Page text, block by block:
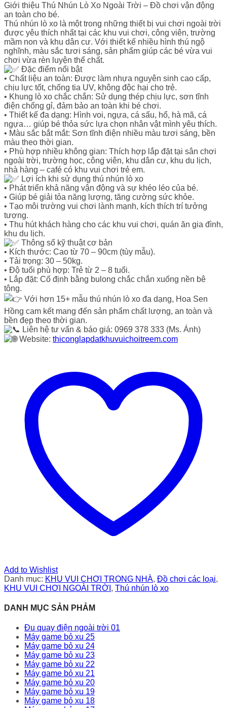
Giới thiệu Thú Nhún Lò Xo Ngoài Trời – Đồ chơi vận động
an toàn cho bé.
Thú nhún lò xo là một trong những thiết bị vui chơi ngoài trời
được yêu thích nhất tại các khu vui chơi, công viên, trường
mầm non và khu dân cư. Với thiết kế nhiều hình thú ngộ
nghĩnh, màu sắc tươi sáng, sản phẩm giúp các bé vừa vui
chơi vừa rèn luyện thể chất.
Đặc điểm nổi bật
• Chất liệu an toàn: Được làm nhựa nguyên sinh cao cấp,
chịu lực tốt, chống tia UV, không độc hại cho trẻ.
• Khung lò xo chắc chắn: Sử dụng thép chịu lực, sơn tĩnh
điện chống gỉ, đảm bảo an toàn khi bé chơi.
• Thiết kế đa dạng: Hình voi, ngựa, cá sấu, hổ, hà mã, cá
ngựa… giúp bé thỏa sức lựa chọn nhân vật mình yêu thích.
• Màu sắc bắt mắt: Sơn tĩnh điện nhiều màu tươi sáng, bền
màu theo thời gian.
• Phù hợp nhiều không gian: Thích hợp lắp đặt tại sân chơi
ngoài trời, trường học, công viên, khu dân cư, khu du lịch,
nhà hàng – café có khu vui chơi trẻ em.
Lợi ích khi sử dụng thú nhún lò xo
• Phát triển khả năng vận động và sự khéo léo của bé.
• Giúp bé giải tỏa năng lượng, tăng cường sức khỏe.
• Tạo môi trường vui chơi lành mạnh, kích thích trí tưởng
tượng.
• Thu hút khách hàng cho các khu vui chơi, quán ăn gia đình,
khu du lịch.
Thông số kỹ thuật cơ bản
• Kích thước: Cao từ 70 – 90cm (tùy mẫu).
• Tải trọng: 30 – 50kg.
• Độ tuổi phù hợp: Trẻ từ 2 – 8 tuổi.
• Lắp đặt: Cố định bằng bulong chắc chắn xuống nền bê
tông.
Với hơn 15+ mẫu thú nhún lò xo đa dạng, Hoa Sen
Hồng cam kết mang đến sản phẩm chất lượng, an toàn và
bền đẹp theo thời gian.
Liên hệ tư vấn & báo giá: 0969 378 333 (Ms. Ánh)
Website: thiconglapdatkhuvuichoitreem.com
Add to Wishlist
Danh mục: KHU VUI CHƠI TRONG NHÀ, Đồ chơi các loại,
KHU VUI CHƠI NGOÀI TRỜI , Thú nhún lò xo
DANH MỤC SẢN PHẢM
Đu quay điện ngoài trời 01
Máy game bỏ xu 25
Máy game bỏ xu 24
Máy game bỏ xu 23
Máy game bỏ xu 22
Máy game bỏ xu 21
Máy game bỏ xu 20
Máy game bỏ xu 19
Máy game bỏ xu 18